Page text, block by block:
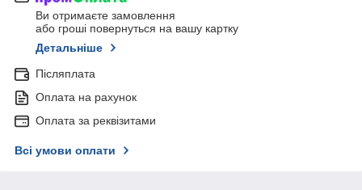
Ви отримаєте замовлення
або гроші повернуться на вашу картку
Детальніше
Післяплата
Оплата на рахунок
Оплата за реквізитами
Всі умови оплати